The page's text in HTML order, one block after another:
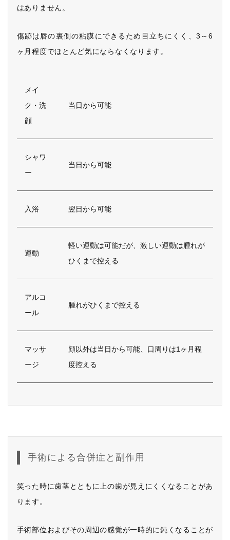
はありません。
傷跡は唇の裏側の粘膜にできるため目立ちにくく、3～6
ヶ月程度でほとんど気にならなくなります。
メイ
ク・洗
顔
当日から可能
シャワ
ー
当日から可能
入浴 翌日から可能
運動
軽い運動は可能だが、激しい運動は腫れが
ひくまで控える
アルコ
ール
腫れがひくまで控える
マッサ
ージ
顔以外は当日から可能、口周りは1ヶ月程
度控える
手術による合併症と副作用
笑った時に歯茎とともに上の歯が見えにくくなることがあ
ります。
手術部位およびその周辺の感覚が一時的に鈍くなることが